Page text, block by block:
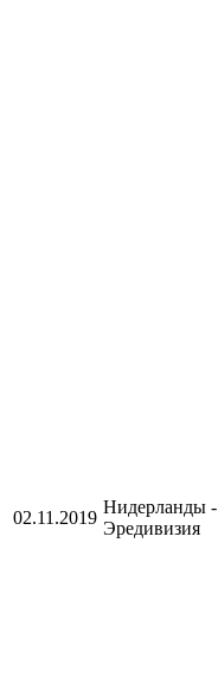
02.11.2019
Нидерланды -
Эредивизия